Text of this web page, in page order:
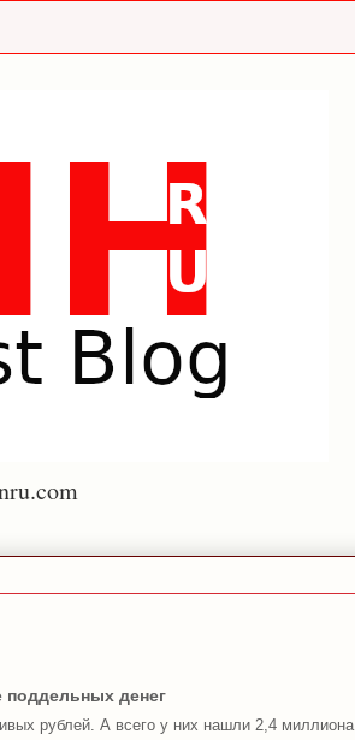
поддельных денег
рублей. А всего у них нашли 2,4 миллиона